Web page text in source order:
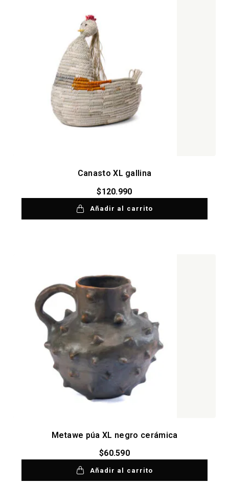
Canasto XL gallina
$120.990
Añadir al carrito
Metawe púa XL negro cerámica
$60.590
Añadir al carrito